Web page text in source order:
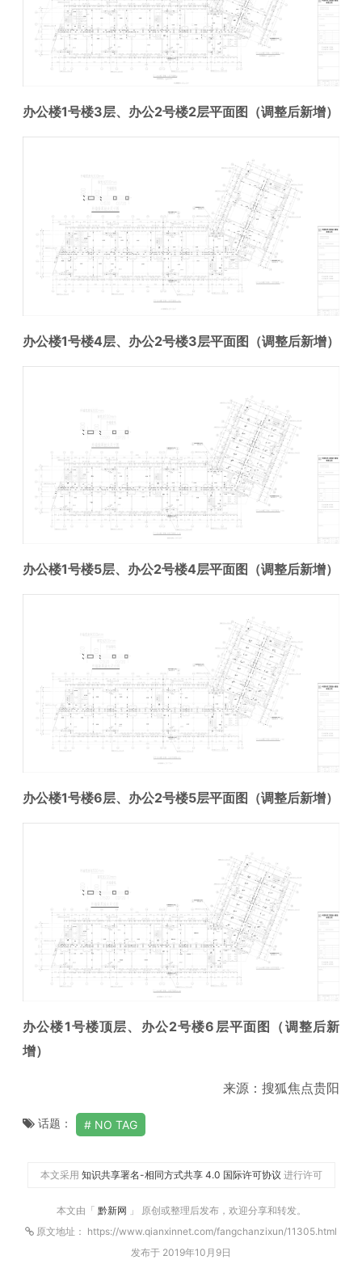
办公楼1号楼3层、办公2号楼2层平面图 （调整后新增）
办公楼1号楼4层、办公2号楼3层平面图 （调整后新增）
办公楼1号楼5层、办公2号楼4层平面图 （调整后新增）
办公楼1号楼6层、办公2号楼5层平面图 （调整后新增）
办公楼1号楼顶层、办公2号楼6层平面图
（调整后新
增）
来源：搜狐焦点贵阳
话题： NO TAG
本文采用 知识共享署名-相同方式共享 4.0 国际许可协议 进行许可
本文由「 黔新网 」 原创或整理后发布，欢迎分享和转发。
原文地址： https://www.qianxinnet.com/fangchanzixun/11305.html
发布于 2019年10月9日